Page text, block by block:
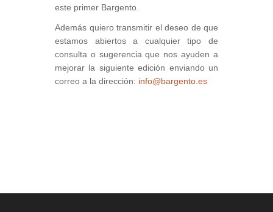
este primer Bargento.
Además quiero transmitir el deseo de que
estamos abiertos a cualquier tipo de
consulta o sugerencia que nos ayuden a
mejorar la siguiente edición enviando un
correo a la dirección: info@bargento.es